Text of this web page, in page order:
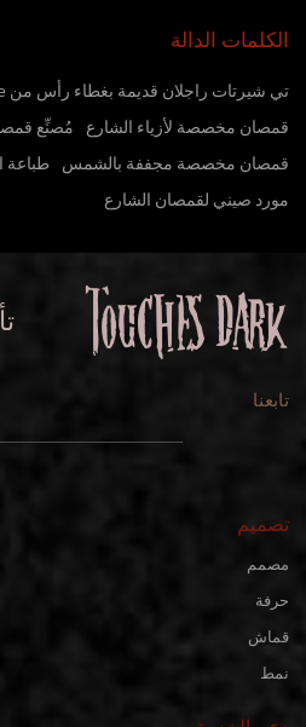
الكلمات الدالة
تي شيرتات راجلان قديمة بغطاء رأس من Spray Horse
قمصان مخصصة لأزياء الشارع
مُصنِّع
قمصان مخصصة مجففة بالشمس
مورد صيني لقمصان الشارع
تابعنا
تصميم
مصمم
حرفة
قماش
نمط